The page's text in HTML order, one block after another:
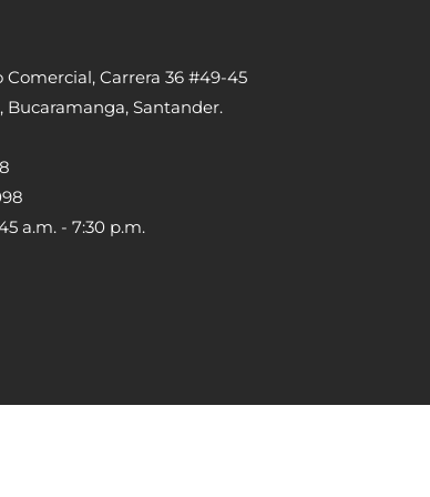
Carrera 36 #49-45
Bucaramanga, Santander.
a.m. - 7:30 p.m.